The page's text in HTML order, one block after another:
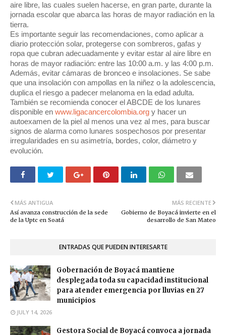
aire libre, las cuales suelen hacerse, en gran parte, durante la
jornada escolar que abarca las horas de mayor radiación en la
tierra.
Es importante seguir las recomendaciones, como aplicar a
diario protección solar, protegerse con sombreros, gafas y
ropa que cubran adecuadamente y evitar estar al aire libre en
horas de mayor radiación: entre las 10:00 a.m. y las 4:00 p.m.
Además, evitar cámaras de bronceo e insolaciones. Se sabe
que una insolación con ampollas en la niñez o la adolescencia,
duplica el riesgo a padecer melanoma en la edad adulta.
También se recomienda conocer el ABCDE de los lunares
disponible en www.ligacancercolombia.org y hacer un
autoexamen de la piel al menos una vez al mes, para buscar
signos de alarma como lunares sospechosos por presentar
irregularidades en su asimetría, bordes, color, diámetro y
evolución.
MÁS RECIENTE
Gobierno de Boyacá invierte en el
desarrollo de San Mateo
MÁS ANTIGUA
Así avanza construcción de la sede
de la Uptc en Soatá
ENTRADAS QUE PUEDEN INTERESARTE
Gobernación de Boyacá mantiene
desplegada toda su capacidad institucional
para atender emergencia por lluvias en 27
municipios
JULY 14, 2026
Gestora Social de Boyacá convoca a jornada